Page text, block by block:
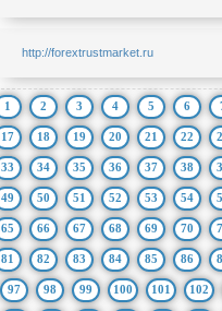
http://forextrustmarket.ru
1 2 3 4 5 6
17 18 19 20 21 22
33 34 35 36 37 38
49 50 51 52 53 54
65 66 67 68 69 70
81 82 83 84 85 86
97 98 99 100 101 102